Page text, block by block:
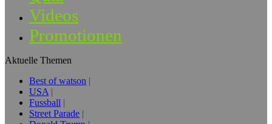
Videos
Promotionen
Aktuelle Themen
Best of watson
USA
Fussball
Street Parade